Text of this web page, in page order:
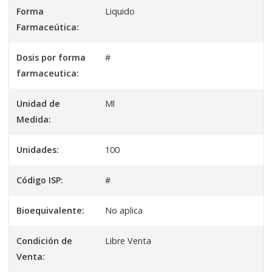
Forma
Farmaceútica:
Liquido
Dosis por forma
farmaceutica:
#
Unidad de
Medida:
Ml
Unidades: 100
Código ISP: #
Bioequivalente: No aplica
Condición de
Venta:
Libre Venta